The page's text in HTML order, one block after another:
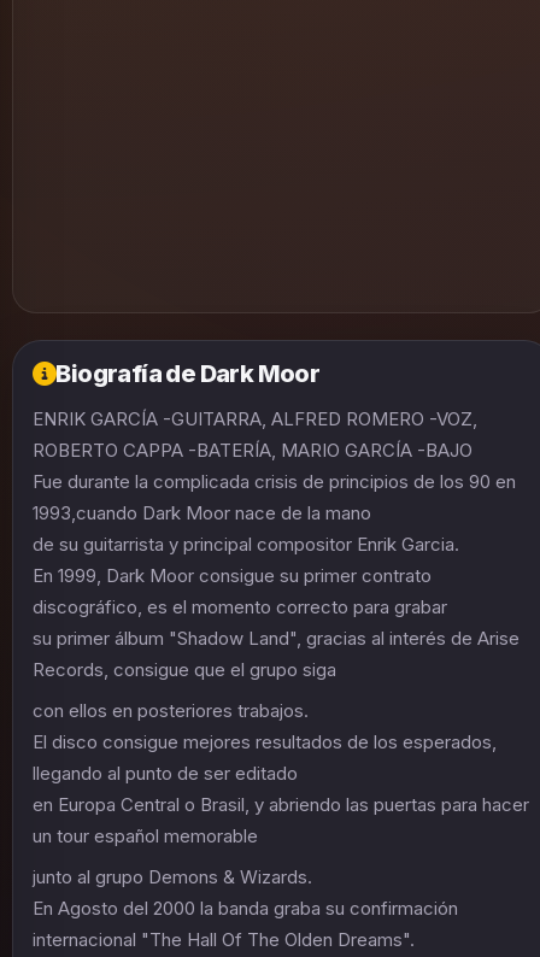
Biografía de Dark Moor
ENRIK GARCÍA -GUITARRA, ALFRED ROMERO -VOZ,
ROBERTO CAPPA -BATERÍA, MARIO GARCÍA -BAJO
Fue durante la complicada crisis de principios de los 90 en
1993,cuando Dark Moor nace de la mano
de su guitarrista y principal compositor Enrik Garcia.
En 1999, Dark Moor consigue su primer contrato
discográfico, es el momento correcto para grabar
su primer álbum "Shadow Land", gracias al interés de Arise
Records, consigue que el grupo siga
con ellos en posteriores trabajos.
El disco consigue mejores resultados de los esperados,
llegando al punto de ser editado
en Europa Central o Brasil, y abriendo las puertas para hacer
un tour español memorable
junto al grupo Demons & Wizards.
En Agosto del 2000 la banda graba su confirmación
internacional "The Hall Of The Olden Dreams".